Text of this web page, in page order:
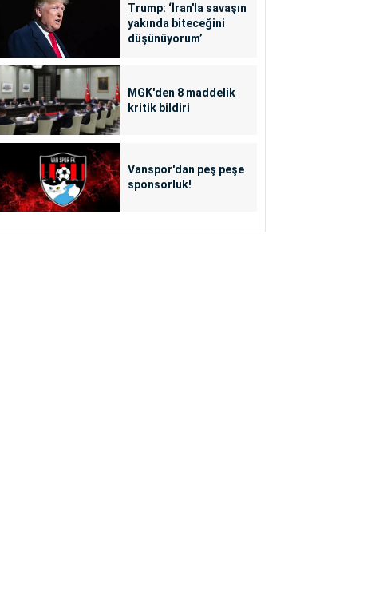
Trump: ‘İran'la savaşın
yakında biteceğini
düşünüyorum’
MGK'den 8 maddelik
kritik bildiri
Vanspor'dan peş peşe
sponsorluk!